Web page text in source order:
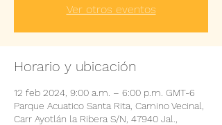
Ver otros eventos
Horario y ubicación
12 feb 2024, 9:00 a.m. – 6:00 p.m. GMT-6
Parque Acuatico Santa Rita, Camino Vecinal,
Carr Ayotlán la Ribera S/N, 47940 Jal.,